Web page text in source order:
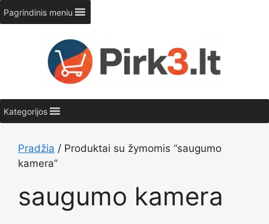
Pereiti
prie
turinio
Pagrindinis meniu
Kategorijos
Pradžia / Produktai su žymomis “saugumo
kamera”
saugumo kamera